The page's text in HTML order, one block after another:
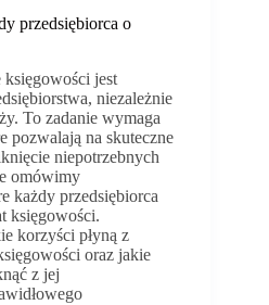
przedsiębiorca o
jest
niezależnie
To zadanie wymaga
pozwalają na skuteczne
niepotrzebnych
omówimy
każdy przedsiębiorca
księgowości.
korzyści płyną z
oraz jakie
z jej